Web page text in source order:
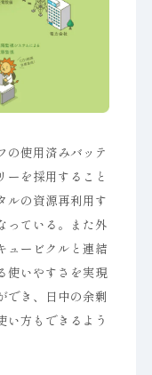
の使用済みバッテ
ーを採用すること
ルの資源再利用す
っている。また外
ュービクルと連結
使いやすさを実現
でき、日中の余剰
い方もできるよう